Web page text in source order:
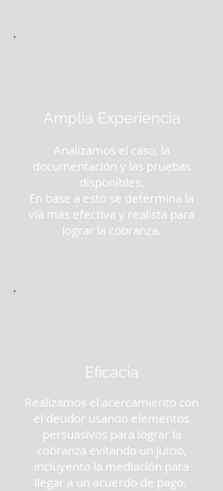
Amplia Experiencia
Analizamos el caso, la
documentación y las pruebas
disponibles.
En base a esto se determina la
vía más efectiva y realista para
lograr la cobranza.
Eficacia
Realizamos el acercamiento con
el deudor usando elementos
persuasivos para lograr la
cobranza evitando un juicio,
incluyento la mediación para
llegar a un acuerdo de pago.